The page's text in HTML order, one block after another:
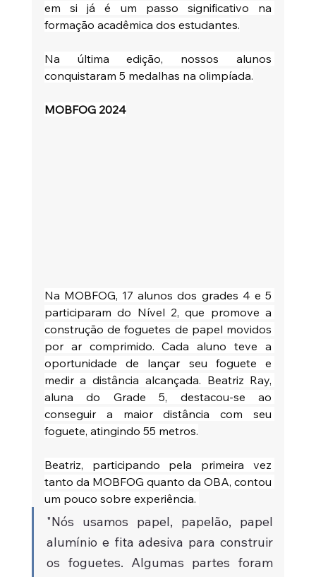
em si já é um passo significativo na
formação acadêmica dos estudantes.
Na última edição, nossos alunos
conquistaram 5 medalhas na olimpíada.
MOBFOG 2024
Na MOBFOG, 17 alunos dos grades 4 e 5
participaram do Nível 2, que promove a
construção de foguetes de papel movidos
por ar comprimido. Cada aluno teve a
oportunidade de lançar seu foguete e
medir a distância alcançada. Beatriz Ray,
aluna do Grade 5, destacou-se ao
conseguir a maior distância com seu
foguete, atingindo 55 metros.
Beatriz, participando pela primeira vez
tanto da MOBFOG quanto da OBA, contou
um pouco sobre experiência.
"Nós usamos papel, papelão, papel
alumínio e fita adesiva para construir
os foguetes. Algumas partes foram